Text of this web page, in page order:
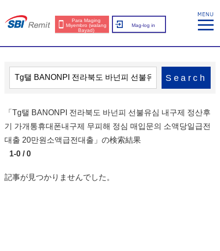
Para Maging
Miyembro (walang
Bayad)
Mag-log in
Search
「Tg탤 BANONPI 전라북도 바넌피 선불유심 내구제 정산후
기 가개통휴대폰내구제 무피해 정심 매입문의 소액당일급전
대출 20만원소액급전대출」の検索結果
1-0 / 0
記事が見つかりませんでした。